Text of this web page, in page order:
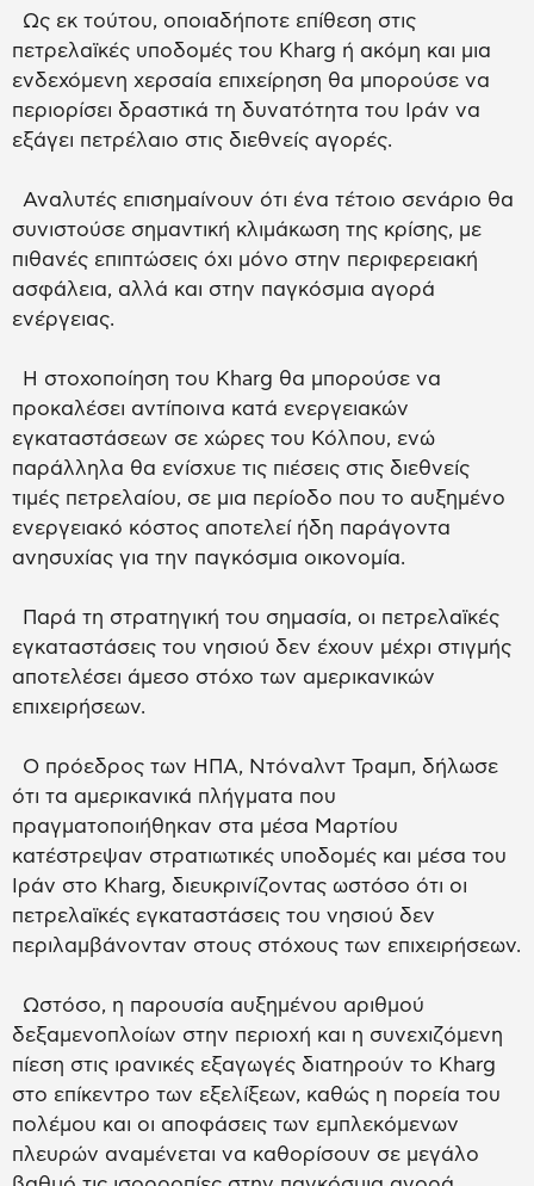
Ως εκ τούτου, οποιαδήποτε επίθεση στις
πετρελαϊκές υποδομές του Kharg ή ακόμη και μια
ενδεχόμενη χερσαία επιχείρηση θα μπορούσε να
περιορίσει δραστικά τη δυνατότητα του Ιράν να
εξάγει πετρέλαιο στις διεθνείς αγορές.
Αναλυτές επισημαίνουν ότι ένα τέτοιο σενάριο θα
συνιστούσε σημαντική κλιμάκωση της κρίσης, με
πιθανές επιπτώσεις όχι μόνο στην περιφερειακή
ασφάλεια, αλλά και στην παγκόσμια αγορά
ενέργειας.
Η στοχοποίηση του Kharg θα μπορούσε να
προκαλέσει αντίποινα κατά ενεργειακών
εγκαταστάσεων σε χώρες του Κόλπου, ενώ
παράλληλα θα ενίσχυε τις πιέσεις στις διεθνείς
τιμές πετρελαίου, σε μια περίοδο που το αυξημένο
ενεργειακό κόστος αποτελεί ήδη παράγοντα
ανησυχίας για την παγκόσμια οικονομία.
Παρά τη στρατηγική του σημασία, οι πετρελαϊκές
εγκαταστάσεις του νησιού δεν έχουν μέχρι στιγμής
αποτελέσει άμεσο στόχο των αμερικανικών
επιχειρήσεων.
Ο πρόεδρος των ΗΠΑ, Ντόναλντ Τραμπ, δήλωσε
ότι τα αμερικανικά πλήγματα που
πραγματοποιήθηκαν στα μέσα Μαρτίου
κατέστρεψαν στρατιωτικές υποδομές και μέσα του
Ιράν στο Kharg, διευκρινίζοντας ωστόσο ότι οι
πετρελαϊκές εγκαταστάσεις του νησιού δεν
περιλαμβάνονταν στους στόχους των επιχειρήσεων.
Ωστόσο, η παρουσία αυξημένου αριθμού
δεξαμενοπλοίων στην περιοχή και η συνεχιζόμενη
πίεση στις ιρανικές εξαγωγές διατηρούν το Kharg
στο επίκεντρο των εξελίξεων, καθώς η πορεία του
πολέμου και οι αποφάσεις των εμπλεκόμενων
πλευρών αναμένεται να καθορίσουν σε μεγάλο